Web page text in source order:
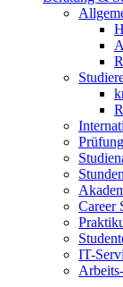
Career
IT-